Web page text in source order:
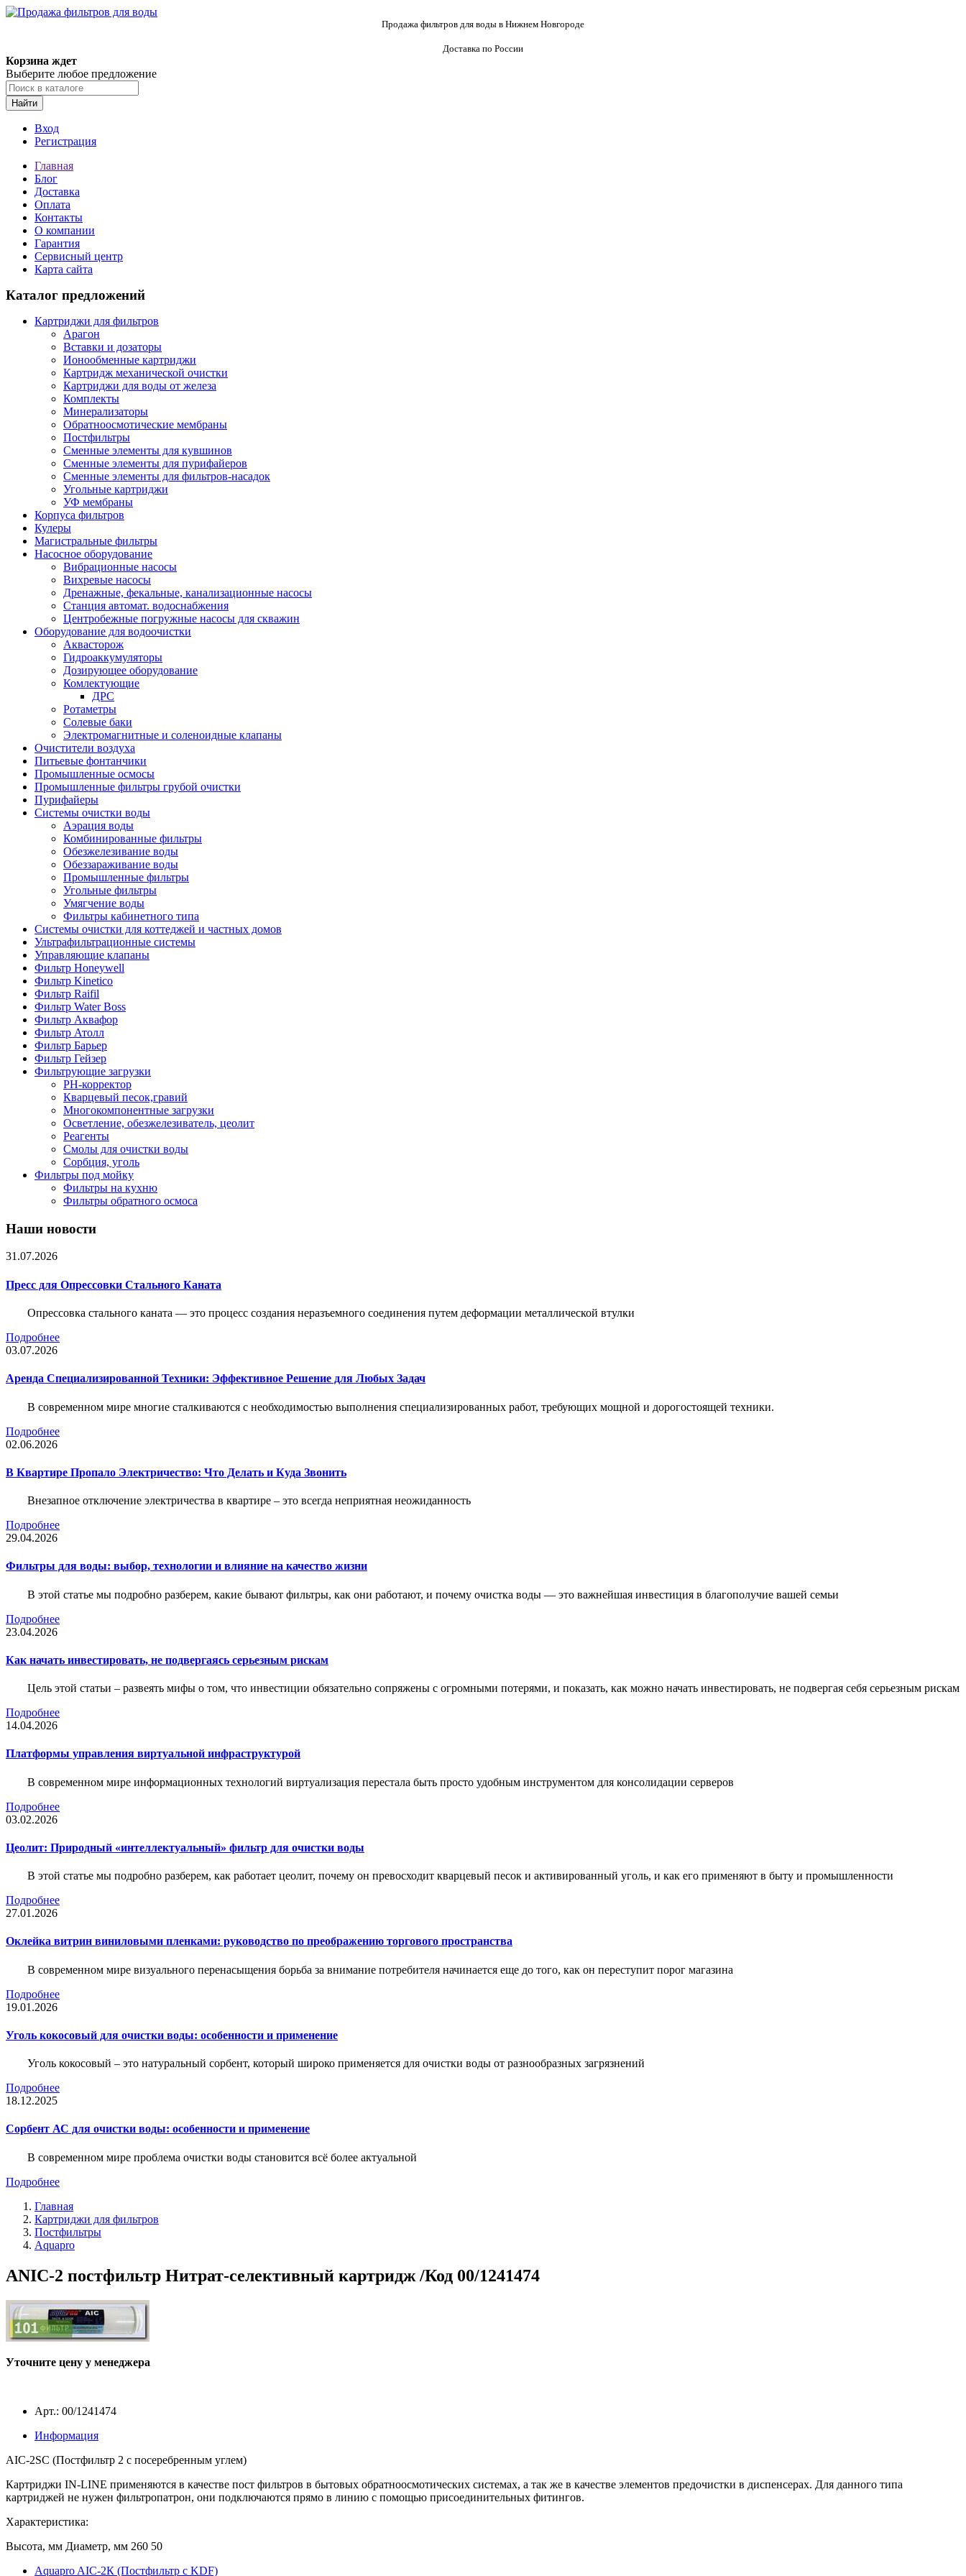
Продажа фильтров для воды в Нижнем Новгороде
Доставка по России
Корзина ждет
Выберите любое предложение
Найти
Вход
Регистрация
Главная
Блог
Доставка
Оплата
Контакты
О компании
Гарантия
Сервисный центр
Карта сайта
Каталог предложений
Картриджи для фильтров
Арагон
Вставки и дозаторы
Ионообменные картриджи
Картридж механической очистки
Картриджи для воды от железа
Комплекты
Минерализаторы
Обратноосмотические мембраны
Постфильтры
Сменные элементы для кувшинов
Сменные элементы для пурифайеров
Сменные элементы для фильтров-насадок
Угольные картриджи
УФ мембраны
Корпуса фильтров
Кулеры
Магистральные фильтры
Насосное оборудование
Вибрационные насосы
Вихревые насосы
Дренажные, фекальные, канализационные насосы
Станция автомат. водоснабжения
Центробежные погружные насосы для скважин
Оборудование для водоочистки
Аквасторож
Гидроаккумуляторы
Дозирующее оборудование
Комлектующие
ДРС
Ротаметры
Солевые баки
Электромагнитные и соленоидные клапаны
Очистители воздуха
Питьевые фонтанчики
Промышленные осмосы
Промышленные фильтры грубой очистки
Пурифайеры
Системы очистки воды
Аэрация воды
Комбинированные фильтры
Обезжелезивание воды
Обеззараживание воды
Промышленные фильтры
Угольные фильтры
Умягчение воды
Фильтры кабинетного типа
Системы очистки для коттеджей и частных домов
Ультрафильтрационные системы
Управляющие клапаны
Фильтр Honeywell
Фильтр Kinetico
Фильтр Raifil
Фильтр Water Boss
Фильтр Аквафор
Фильтр Атолл
Фильтр Барьер
Фильтр Гейзер
Фильтрующие загрузки
PH-корректор
Кварцевый песок,гравий
Многокомпонентные загрузки
Осветление, обезжелезиватель, цеолит
Реагенты
Смолы для очистки воды
Сорбция, уголь
Фильтры под мойку
Фильтры на кухню
Фильтры обратного осмоса
Наши новости
31.07.2026
Пресс для Опрессовки Стального Каната
Опрессовка стального каната — это процесс создания неразъемного соединения путем деформации металлической втулки
Подробнее
03.07.2026
Аренда Специализированной Техники: Эффективное Решение для Любых Задач
В современном мире многие сталкиваются с необходимостью выполнения специализированных работ, требующих мощной и дорогостоящей техники.
Подробнее
02.06.2026
В Квартире Пропало Электричество: Что Делать и Куда Звонить
Внезапное отключение электричества в квартире – это всегда неприятная неожиданность
Подробнее
29.04.2026
Фильтры для воды: выбор, технологии и влияние на качество жизни
В этой статье мы подробно разберем, какие бывают фильтры, как они работают, и почему очистка воды — это важнейшая инвестиция в благополучие вашей семьи
Подробнее
23.04.2026
Как начать инвестировать, не подвергаясь серьезным рискам
Цель этой статьи – развеять мифы о том, что инвестиции обязательно сопряжены с огромными потерями, и показать, как можно начать инвестировать, не подвергая себя серьезным рискам
Подробнее
14.04.2026
Платформы управления виртуальной инфраструктурой
В современном мире информационных технологий виртуализация перестала быть просто удобным инструментом для консолидации серверов
Подробнее
03.02.2026
Цеолит: Природный «интеллектуальный» фильтр для очистки воды
В этой статье мы подробно разберем, как работает цеолит, почему он превосходит кварцевый песок и активированный уголь, и как его применяют в быту и промышленности
Подробнее
27.01.2026
Оклейка витрин виниловыми пленками: руководство по преображению торгового пространства
В современном мире визуального перенасыщения борьба за внимание потребителя начинается еще до того, как он переступит порог магазина
Подробнее
19.01.2026
Уголь кокосовый для очистки воды: особенности и применение
Уголь кокосовый – это натуральный сорбент, который широко применяется для очистки воды от разнообразных загрязнений
Подробнее
18.12.2025
Сорбент АС для очистки воды: особенности и применение
В современном мире проблема очистки воды становится всё более актуальной
Подробнее
Главная
Картриджи для фильтров
Постфильтры
Aquapro
ANIC-2 постфильтр Нитрат-селективный картридж /Код 00/1241474
Уточните цену у менеджера
Арт.: 00/1241474
Информация
AIC-2SC (Постфильтр 2 с посеребренным углем)
Картриджи IN-LINE применяются в качестве пост фильтров в бытовых обратноосмотических системах, а так же в качестве элементов предочистки в диспенсерах. Для данного типа
картриджей не нужен фильтропатрон, они подключаются прямо в линию с помощью присоединительных фитингов.
Характеристика:
Высота, мм Диаметр, мм 260 50
Aquapro AIC-2К (Постфильтр с KDF)